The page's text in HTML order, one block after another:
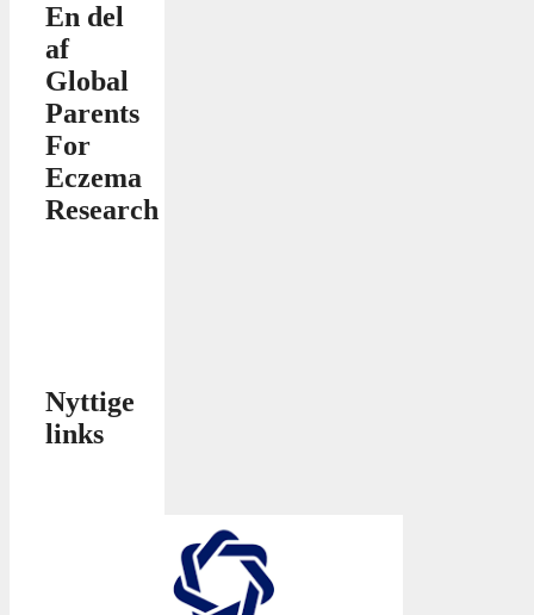
En del
af
Global
Parents
For
Eczema
Research
Nyttige
links